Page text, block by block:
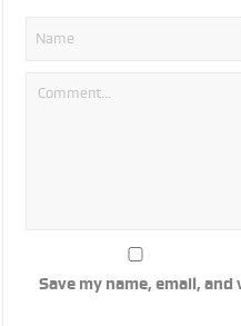
Save my name, email,